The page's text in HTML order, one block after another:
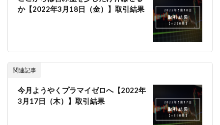
か【2022年3月18日（金）】取引結果
関連記事
今月ようやくプラマイゼロへ【2022年
3月17日（木）】取引結果